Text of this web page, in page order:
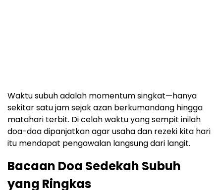
Waktu subuh adalah momentum singkat—hanya
sekitar satu jam sejak azan berkumandang hingga
matahari terbit. Di celah waktu yang sempit inilah
doa-doa dipanjatkan agar usaha dan rezeki kita hari
itu mendapat pengawalan langsung dari langit.
Bacaan Doa Sedekah Subuh
yang Ringkas